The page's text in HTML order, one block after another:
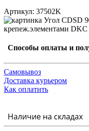
Артикул: 37502K
Способы оплаты и
Самовывоз
Доставка курьером
Как оплатить
Наличие на складах